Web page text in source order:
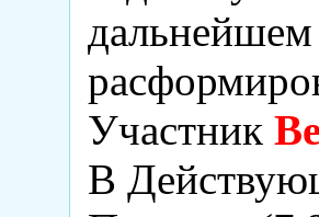
Участник
В